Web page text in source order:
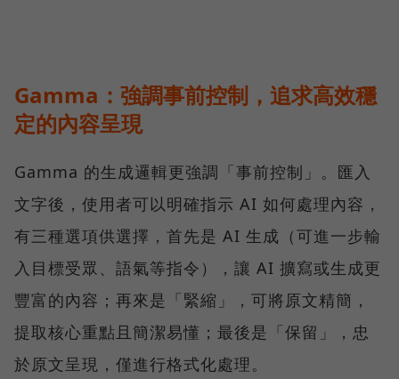
Gamma：強調事前控制，追求高效穩
定的內容呈現
Gamma 的生成邏輯更強調「事前控制」。匯入
文字後，使用者可以明確指示 AI 如何處理內容，
有三種選項供選擇，首先是 AI 生成（可進一步輸
入目標受眾、語氣等指令），讓 AI 擴寫或生成更
豐富的內容；再來是「緊縮」，可將原文精簡，
提取核心重點且簡潔易懂；最後是「保留」，忠
於原文呈現，僅進行格式化處理。